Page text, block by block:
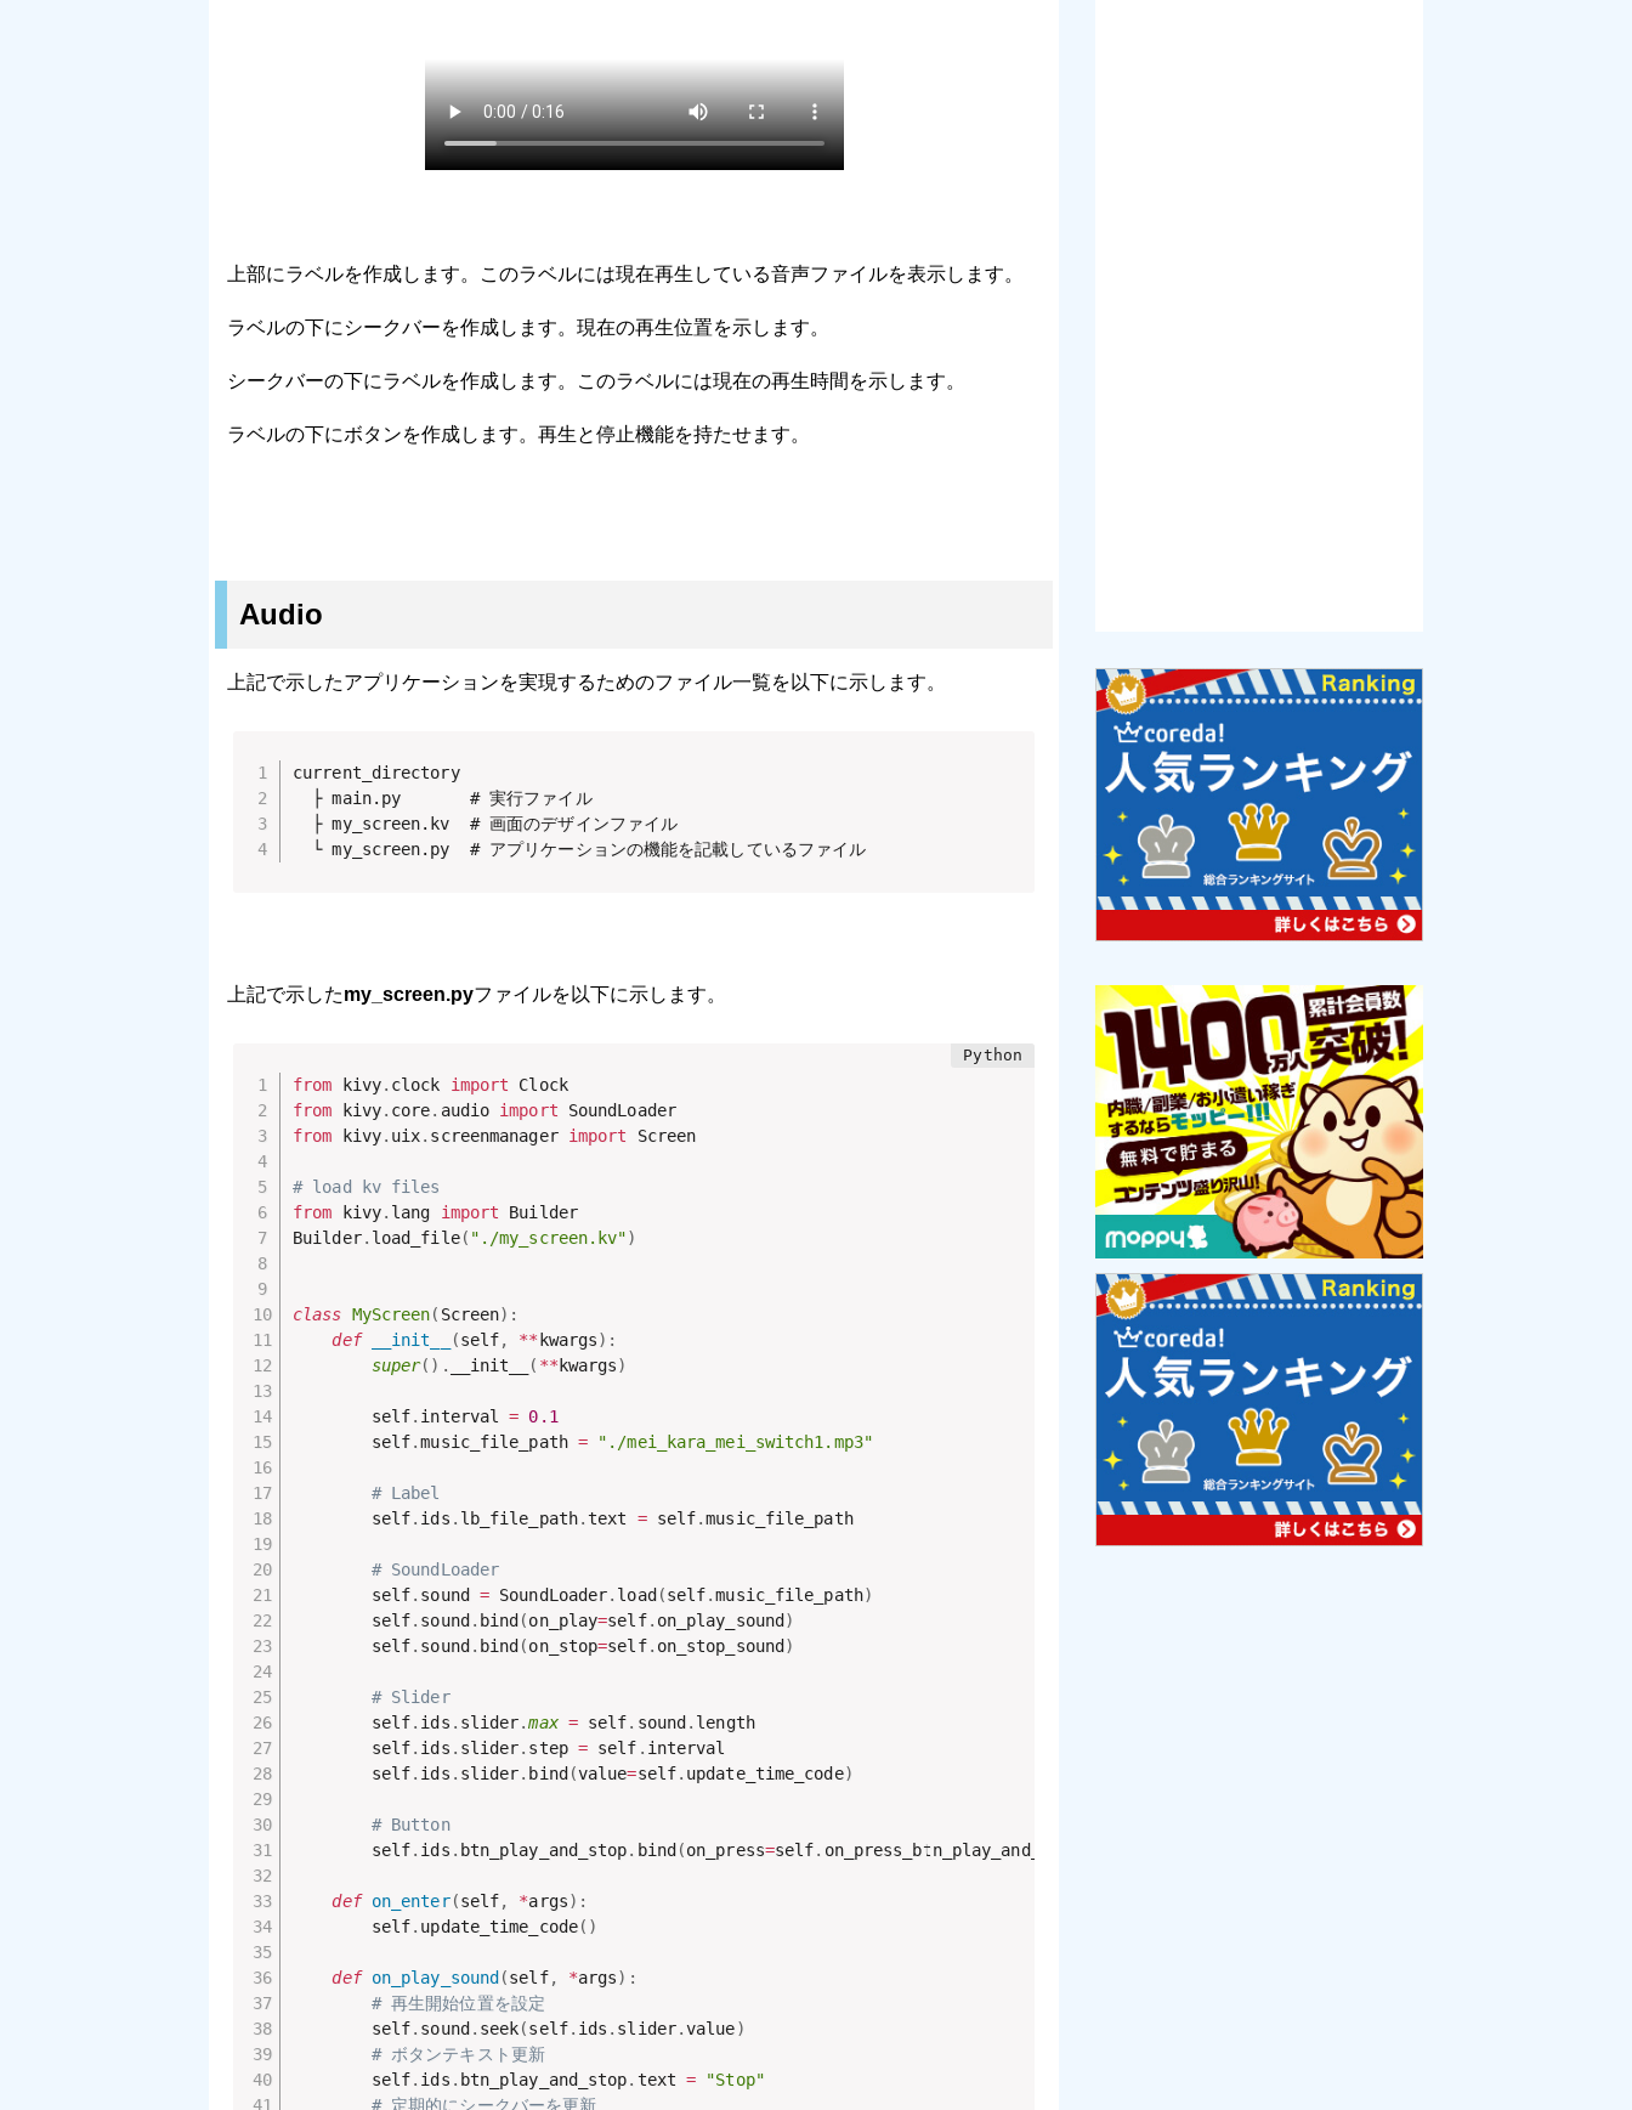
上部にラベルを作成します。このラベルには現在再生している音声ファイルを表示します。
ラベルの下にシークバーを作成します。現在の再生位置を示します。
シークバーの下にラベルを作成します。このラベルには現在の再生時間を示します。
ラベルの下にボタンを作成します。再生と停止機能を持たせます。
Audio
上記で示したアプリケーションを実現するためのファイル一覧を以下に示します。
current_directory
  ├ main.py       # 実行ファイル
  ├ my_screen.kv  # 画面のデザインファイル
  └ my_screen.py  # アプリケーションの機能を記載しているファイル
上記で示したmy_screen.pyファイルを以下に示します。
from kivy. clock import
Clock
from kivy. core. audio import
SoundLoader
from kivy. uix. screenmanager import Screen
# load kv files
from kivy. lang import Builder
Builder. load_file( "./my_screen.kv")
class MyScreen( Screen) :
def
__init__ (self, ** kwargs) :
super( ) . __init__ ( ** kwargs)
        self
. interval = 0.1
        self
.music_file_path = "./mei_kara_mei_switch1.mp3"
# Label
        self
. ids . lb_file_path.text = self.music_file_path
# SoundLoader
        self
. sound = SoundLoader. load (self.music_file_path)
        self
. sound . bind (on_play=self. on_play_sound )
        self
. sound . bind (on_stop=self. on_stop_sound )
# Slider
        self
. ids . slider.max = self. sound . length
        self
. ids . slider. step = self . interval
        self
. ids . slider. bind (value=self. update_time_code)
# Button
        self
. ids . btn_play_and_stop. bind (on_press=self. on_press_btn_play_and_stop
def on_enter(self, *args) :
        self
. update_time_code( )
def on_play_sound (self, *args) :
# 再生開始位置を設定
        self
. sound . seek(self. ids . slider.value)
# ボタンテキスト更新
        self
. ids . btn_play_and_stop. text =
"Stop"
# 定期的にシークバーを更新